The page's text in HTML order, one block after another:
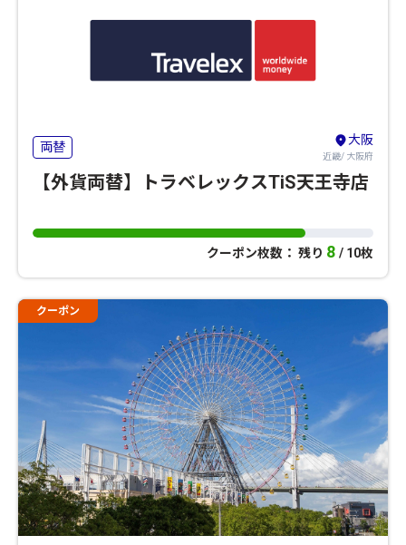
両替 大阪
近畿/ 大阪府
【外貨両替】トラベレックスTiS天王寺店
クーポン枚数： 残り 8 / 10枚
クーポン